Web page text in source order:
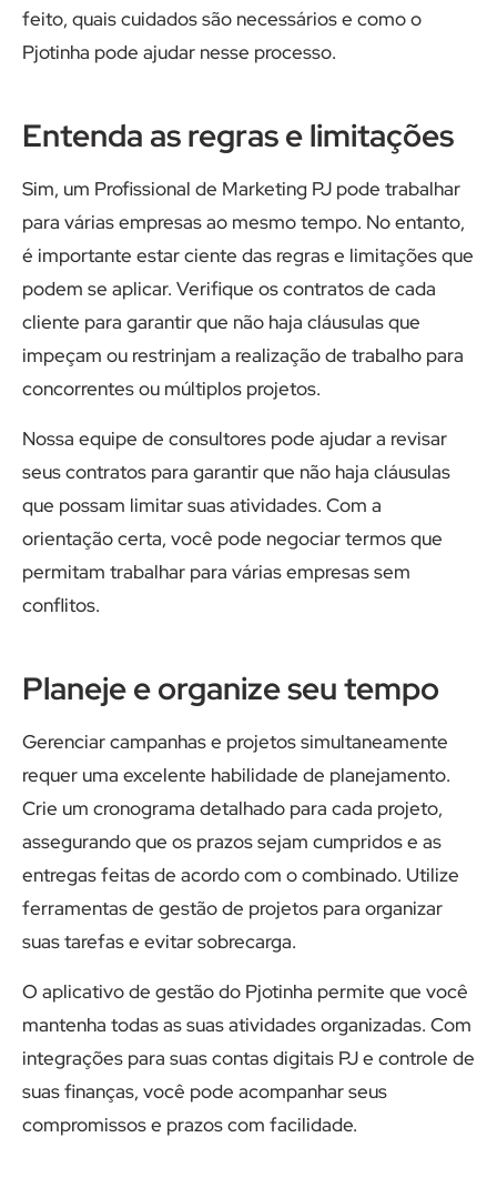
feito, quais cuidados são necessários e como o
Pjotinha pode ajudar nesse processo.
Entenda as regras e limitações
Sim, um Profissional de Marketing PJ pode trabalhar
para várias empresas ao mesmo tempo. No entanto,
é importante estar ciente das regras e limitações que
podem se aplicar. Verifique os contratos de cada
cliente para garantir que não haja cláusulas que
impeçam ou restrinjam a realização de trabalho para
concorrentes ou múltiplos projetos.
Nossa equipe de consultores pode ajudar a revisar
seus contratos para garantir que não haja cláusulas
que possam limitar suas atividades. Com a
orientação certa, você pode negociar termos que
permitam trabalhar para várias empresas sem
conflitos.
Planeje e organize seu tempo
Gerenciar campanhas e projetos simultaneamente
requer uma excelente habilidade de planejamento.
Crie um cronograma detalhado para cada projeto,
assegurando que os prazos sejam cumpridos e as
entregas feitas de acordo com o combinado. Utilize
ferramentas de gestão de projetos para organizar
suas tarefas e evitar sobrecarga.
O aplicativo de gestão do Pjotinha permite que você
mantenha todas as suas atividades organizadas. Com
integrações para suas contas digitais PJ e controle de
suas finanças, você pode acompanhar seus
compromissos e prazos com facilidade.